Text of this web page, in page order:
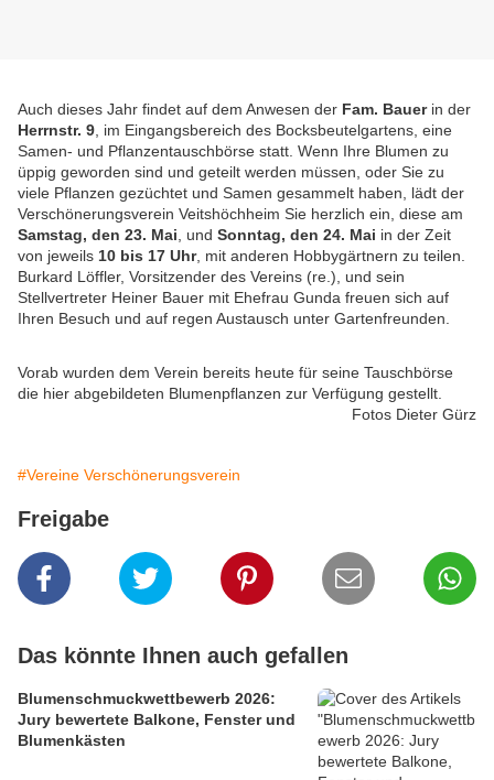
Auch dieses Jahr findet auf dem Anwesen der Fam. Bauerin der
Herrnstr. 9 , im Eingangsbereich des Bocksbeutelgartens, eine
Samen- und Pflanzentauschbörse statt. Wenn Ihre Blumen zu
üppig geworden sind und geteilt werden müssen, oder Sie zu
viele Pflanzen gezüchtet und Samen gesammelt haben, lädt der
Verschönerungsverein Veitshöchheim Sie herzlich ein, diese am
Samstag, den 23. Mai , und Sonntag, den 24. Mai in der Zeit
von jeweils 10 bis 17 Uhr, mit anderen Hobbygärtnern zu teilen.
Burkard Löffler, Vorsitzender des Vereins (re.), und sein
Stellvertreter Heiner Bauer mit Ehefrau Gunda freuen sich auf
Ihren Besuch und auf regen Austausch unter Gartenfreunden.
Vorab wurden dem Verein bereits heute für seine Tauschbörse
die hier abgebildeten Blumenpflanzen zur Verfügung gestellt.
Fotos Dieter Gürz
#Vereine Verschönerungsverein
Freigabe
Das könnte Ihnen auch gefallen
Blumenschmuckwettbewerb 2026:
Jury bewertete Balkone, Fenster und
Blumenkästen